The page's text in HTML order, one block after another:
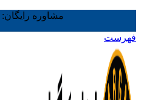
مشاوره رایگان:
فهرست